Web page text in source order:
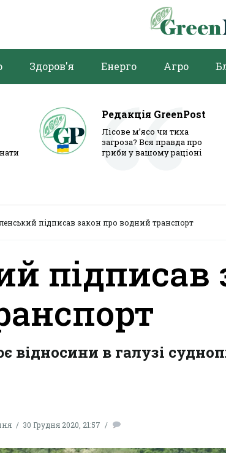
Здоров'я Енерго Агро
Редакція GreenPost
Лісове м’ясо чи тиха
загроза? Вся правда про
гриби у вашому раціоні
підписав закон про водний транспорт
підписав
відносини в галузі
30 Грудня 2020, 21:57